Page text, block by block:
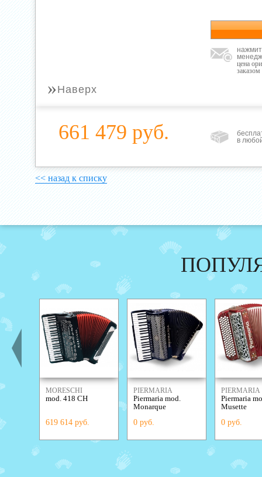
цена
заказом
» Наверх
661 479 руб.
в
<< назад к списку
MORESCHI
mod. 418 CH
619 614 руб.
PIERMARIA
Piermaria mod.
Monarque
0 руб.
PIERMARIA
Piermaria
Musette
0 руб.